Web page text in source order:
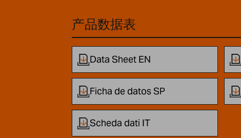
产品数据表
Data Sheet EN
Ficha de datos SP
Scheda dati IT